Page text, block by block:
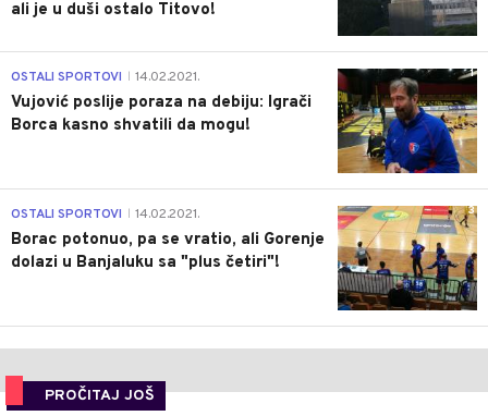
ali je u duši ostalo Titovo!
1
OSTALI SPORTOVI 14.02.2021.
Vujović poslije poraza na debiju: Igrači
Borca kasno shvatili da mogu!
3
OSTALI SPORTOVI 14.02.2021.
Borac potonuo, pa se vratio, ali Gorenje
dolazi u Banjaluku sa "plus četiri"!
PROČITAJ JOŠ